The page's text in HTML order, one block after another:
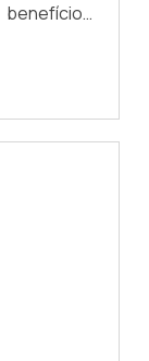
é
filme
procurar
fazer um
de